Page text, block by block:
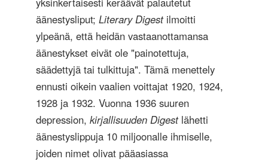
äänestysliput; Literary Digestilmoitti
ylpeänä, että heidän vastaanottamansa
äänestykset eivät ole "painotettuja,
säädettyjä tai tulkittuja". Tämä menettely
ennusti oikein vaalien voittajat 1920, 1924,
1928 ja 1932. Vuonna 1936 suuren
depression, kirjallisuuden Digestlähetti
äänestyslippuja 10 miljoonalle ihmiselle,
joiden nimet olivat pääasiassa